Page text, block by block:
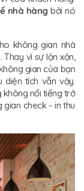
nhà hàngbởi nó
không gian nhà
vì sự lộn xộn,
gian của bạn
tích vẫn vậy.
không nổi tiếng trở
gian check - in thu